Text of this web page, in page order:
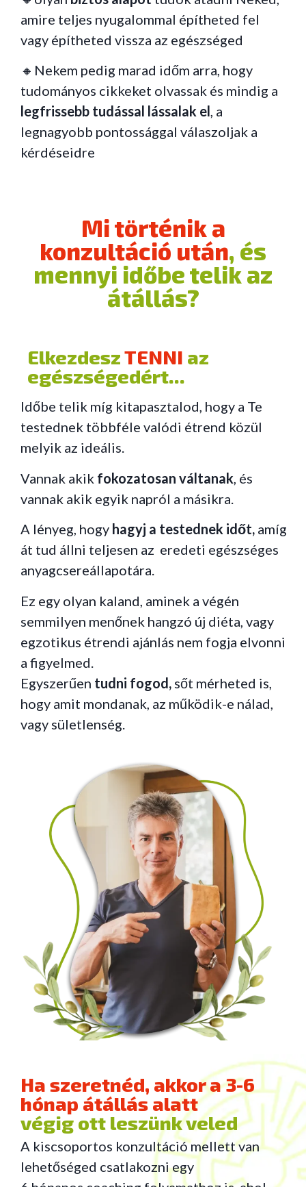
amire teljes nyugalommal építheted fel
vagy építheted vissza az egészséged
🔸Nekem pedig marad időm arra, hogy
tudományos cikkeket olvassak és mindig a
legfrissebb tudással lássalak el, a
legnagyobb pontossággal válaszoljak a
kérdéseidre
Mi történik a
konzultáció után, és
mennyi időbe telik az
átállás?
ElkezdeszTENNI az
egészségedért...
Időbe telik míg kitapasztalod, hogy a Te
testednek többféle valódi étrend közül
melyik az ideális.
Vannak akik fokozatosan váltanak, és
vannak akik egyik napról a másikra.
A lényeg, hogy hagyj a testednek időt, amíg
át tud állni teljesen az eredeti egészséges
anyagcsereállapotára.
Ez egy olyan kaland, aminek a végén
semmilyen menőnek hangzó új diéta, vagy
egzotikus étrendi ajánlás nem fogja elvonni
a figyelmed.
Egyszerűen tudni fogod, sőt mérheted is,
hogy amit mondanak, az működik-e nálad,
vagy sületlenség.
Ha szeretnéd, akkor a 3-6
hónap átállás alatt
végig ott leszünk veled
A kiscsoportos konzultáció mellett van
lehetőséged csatlakozni egy